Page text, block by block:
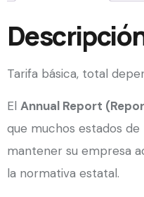
Tarifa básica, total
El Annual Report
que muchos estados de
mantener su empresa
la normativa estatal.